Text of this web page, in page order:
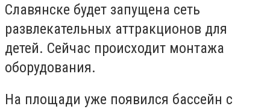
Славянске будет запущена сеть
развлекательных аттракционов для
детей. Сейчас происходит монтажа
оборудования.
На площади уже появился бассейн с